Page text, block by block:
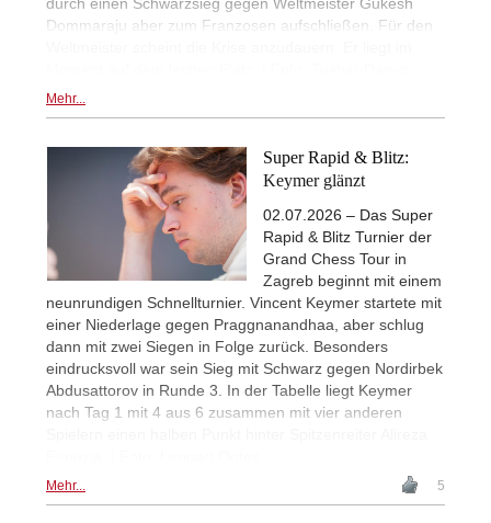
durch einen Schwarzsieg gegen Weltmeister Gukesh
Dommaraju aber zum Franzosen aufschließen. Für den
Mehr...
Super Rapid & Blitz:
Keymer glänzt
02.07.2026 – Das Super
Rapid & Blitz Turnier der
Grand Chess Tour in
Zagreb beginnt mit einem
neunrundigen Schnellturnier. Vincent Keymer startete mit
einer Niederlage gegen Praggnanandhaa, aber schlug
dann mit zwei Siegen in Folge zurück. Besonders
eindrucksvoll war sein Sieg mit Schwarz gegen Nordirbek
Abdusattorov in Runde 3. In der Tabelle liegt Keymer
nach Tag 1 mit 4 aus 6 zusammen mit vier anderen
Mehr... 5